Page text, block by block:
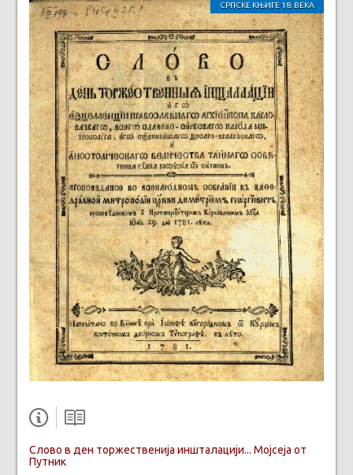
СРПСКЕ КЊИГЕ 18. ВЕКА
Слово в ден торжественија иншталацији... Мојсеја от
Путник